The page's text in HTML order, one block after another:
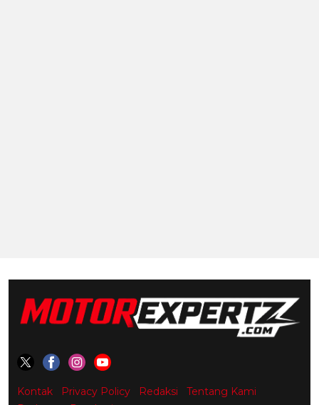
Kontak Privacy Policy Redaksi
Tentang Kami